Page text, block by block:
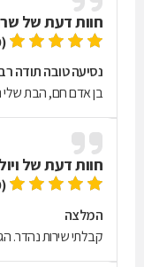
חוות דעת של
(5.0)
נסיעה טובה תודה
בן אדם חם, הבת שלי
חוות דעת של
(5.0)
המלצה
קבלתי שירות נהדר.